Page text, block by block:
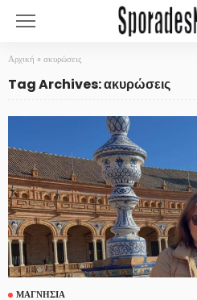
Αρχική » ακυρώσεις
Tag Archives: ακυρώσεις
ΜΑΓΝΗΣΊΑ